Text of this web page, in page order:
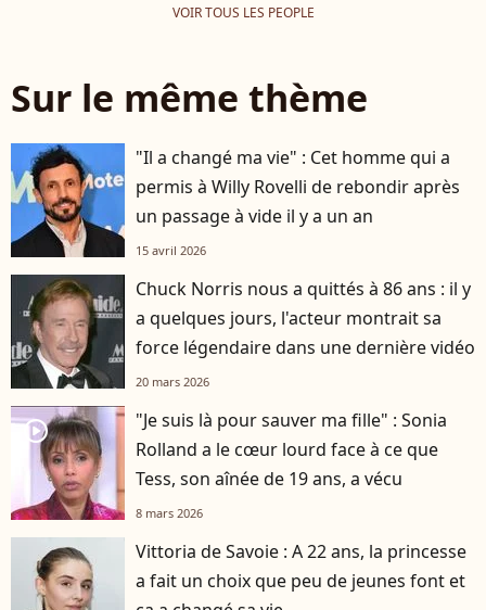
VOIR TOUS LES PEOPLE
Sur le même thème
"Il a changé ma vie" : Cet homme qui a
permis à Willy Rovelli de rebondir après
un passage à vide il y a un an
15 avril 2026
Chuck Norris nous a quittés à 86 ans : il y
a quelques jours, l'acteur montrait sa
force légendaire dans une dernière vidéo
20 mars 2026
player2
"Je suis là pour sauver ma fille" : Sonia
Rolland a le cœur lourd face à ce que
Tess, son aînée de 19 ans, a vécu
8 mars 2026
Vittoria de Savoie : A 22 ans, la princesse
a fait un choix que peu de jeunes font et